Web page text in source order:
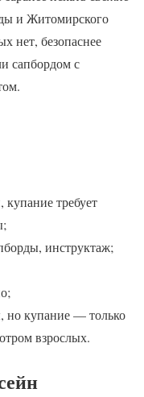
и Житомирского
нет, безопаснее
сапбордом с
требует
инструктаж;
но купание — только
взрослых.